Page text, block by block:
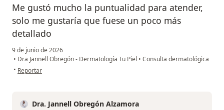
Me gustó mucho la puntualidad para atender,
solo me gustaría que fuese un poco más
detallado
9 de junio de 2026
• Dra Jannell Obregón - Dermatología Tu Piel • Consulta dermatológica
• en opinión del usuario Massiel
Reportar
Dra. Jannell Obregón Alzamora